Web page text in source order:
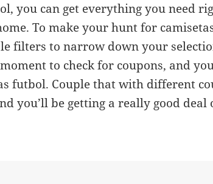
you can get everything you need
To make your hunt for
filters to narrow down your
to check for coupons, and
futbol. Couple that with different
you’ll be getting a really good deal